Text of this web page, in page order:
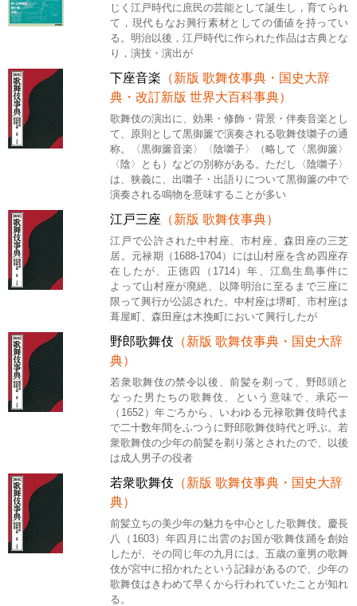
じく江戸時代に庶民の芸能として誕生し，育てられ
て，現代もなお興行素材としての価値を持ってい
る。明治以後，江戸時代に作られた作品は古典とな
り，演技・演出が
下座音楽 （新版 歌舞伎事典・国史大辞
典・改訂新版 世界大百科事典）
歌舞伎の演出に、効果・修飾・背景・伴奏音楽とし
て、原則として黒御簾で演奏される歌舞伎囃子の通
称。〈黒御簾音楽〉〈陰囃子〉（略して〈黒御簾〉
〈陰〉とも）などの別称がある。ただし〈陰囃子〉
は、狭義に、出囃子・出語りについて黒御簾の中で
演奏される鳴物を意味することが多い
江戸三座 （新版 歌舞伎事典）
江戸で公許された中村座、市村座、森田座の三芝
居。元禄期（1688‐1704）には山村座を含め四座存
在したが、正徳四（1714）年、江島生島事件に
よって山村座が廃絶、以降明治に至るまで三座に
限って興行が公認された。中村座は堺町、市村座は
葺屋町、森田座は木挽町において興行したが
野郎歌舞伎 （新版 歌舞伎事典・国史大辞
典）
若衆歌舞伎の禁令以後、前髪を剃って、野郎頭と
なった男たちの歌舞伎、という意味で、承応一
（1652）年ごろから、いわゆる元禄歌舞伎時代ま
で二十数年間をふつうに野郎歌舞伎時代と呼ぶ。若
衆歌舞伎の少年の前髪を剃り落とされたので、以後
は成人男子の役者
若衆歌舞伎 （新版 歌舞伎事典・国史大辞
典）
前髪立ちの美少年の魅力を中心とした歌舞伎。慶長
八（1603）年四月に出雲のお国が歌舞伎踊を創始
したが、その同じ年の九月には、五歳の童男の歌舞
伎が宮中に招かれたという記録があるので、少年の
歌舞伎はきわめて早くから行われていたことが知れ
る。